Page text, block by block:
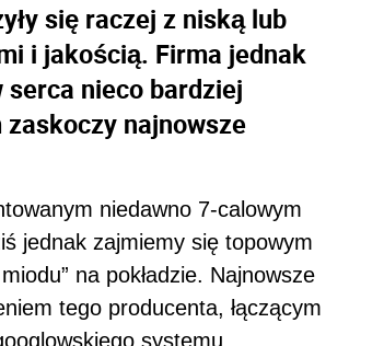
się raczej z niską lub
i jakością. Firma jednak
nieco bardziej
najnowsze
niedawno 7-calowym
jednak zajmiemy się topowym
na pokładzie. Najnowsze
tego producenta, łączącym
systemu